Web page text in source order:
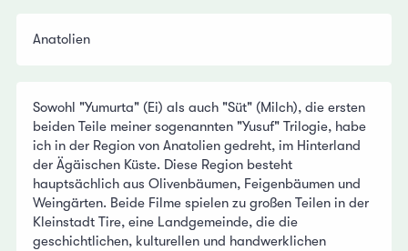
Anatolien
Sowohl "Yumurta" (Ei) als auch "Süt" (Milch), die ersten
beiden Teile meiner sogenannten "Yusuf" Trilogie, habe
ich in der Region von Anatolien gedreht, im Hinterland
der Ägäischen Küste. Diese Region besteht
hauptsächlich aus Olivenbäumen, Feigenbäumen und
Weingärten. Beide Filme spielen zu großen Teilen in der
Kleinstadt Tire, eine Landgemeinde, die die
geschichtlichen, kulturellen und handwerklichen